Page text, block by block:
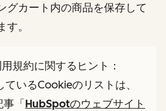
グカート内の商品を保存して
。
規約に関するヒント：
いるCookieのリストは、
「 HubSpotのウェブサイト